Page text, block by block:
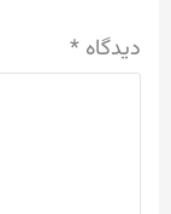
دیدگاه *